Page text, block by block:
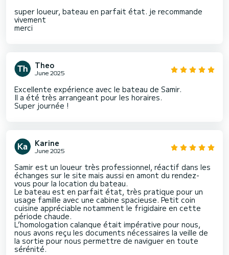
super loueur, bateau en parfait état. je recommande
vivement
merci
Theo
June 2025
Excellente expérience avec le bateau de Samir.
Il a été très arrangeant pour les horaires.
Super journée !
Karine
June 2025
Samir est un loueur très professionnel, réactif dans les
échanges sur le site mais aussi en amont du rendez-
vous pour la location du bateau.
Le bateau est en parfait état, très pratique pour un
usage famille avec une cabine spacieuse. Petit coin
cuisine appréciable notamment le frigidaire en cette
période chaude.
L’homologation calanque était impérative pour nous,
nous avons reçu les documents nécessaires la veille de
la sortie pour nous permettre de naviguer en toute
sérénité.